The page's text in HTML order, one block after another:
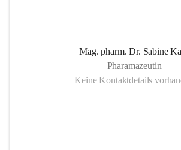
Mag. pharm. Dr. Sabine
Pharamazeutin
Keine Kontaktdetails